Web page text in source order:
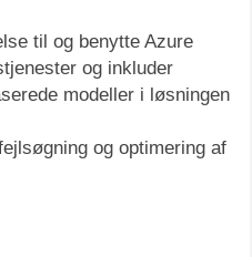
til og benytte Azure
og inkluder
modeller i løsningen
og optimering af